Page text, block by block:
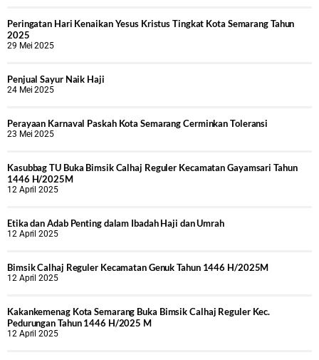
Peringatan Hari Kenaikan Yesus Kristus Tingkat Kota Semarang Tahun
2025
29 Mei 2025
Penjual Sayur Naik Haji
24 Mei 2025
Perayaan Karnaval Paskah Kota Semarang Cerminkan Toleransi
23 Mei 2025
Kasubbag TU Buka Bimsik Calhaj Reguler Kecamatan Gayamsari Tahun
1446 H/2025M
12 April 2025
Etika dan Adab Penting dalam Ibadah Haji dan Umrah
12 April 2025
Bimsik Calhaj Reguler Kecamatan Genuk Tahun 1446 H/2025M
12 April 2025
Kakankemenag Kota Semarang Buka Bimsik Calhaj Reguler Kec.
Pedurungan Tahun 1446 H/2025 M
12 April 2025